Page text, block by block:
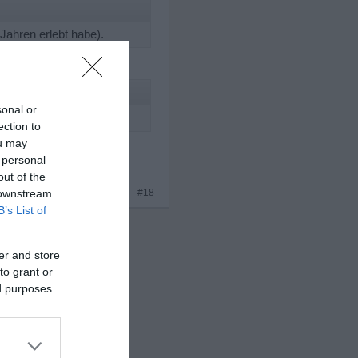
or
to
may
of the
List of
and store
grant or
purposes
erlebt habe).
#18